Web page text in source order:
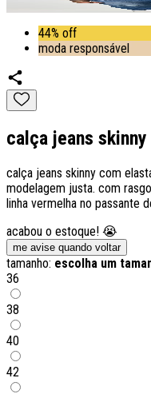
44% off
moda responsável
calça jeans
calça jeans skinny com
modelagem justa. com
linha vermelha no passante
acabou o estoque! 😭
me avise quando voltar
tamanho: escolha um
36
38
40
42